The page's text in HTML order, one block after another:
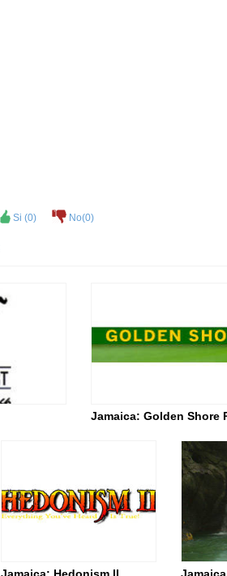
Si (0) No(0)
Jamaica: Golden Shore
Jamaica: Hedonism II Jamaica